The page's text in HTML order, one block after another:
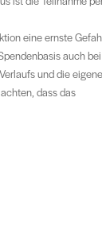
eine ernste
auch
und die eigene
dass das